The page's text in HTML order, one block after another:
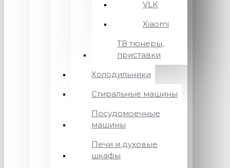
VLK
Xiaomi
ТВ тюнеры,
приставки
Холодильники
Стиральные машины
Посудомоечные
машины
Печи и духовые
шкафы